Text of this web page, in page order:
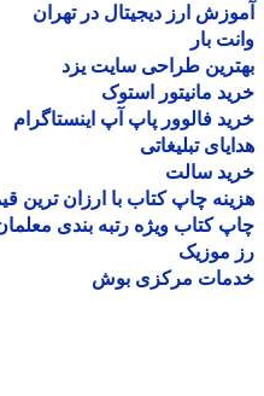
ارز دیجیتال در تهران
بار
طراحی سایت یزد
مانیتور استوک
فالوور پاپ آپ اینستاگرام
تبلیغاتی
سالت
چاپ کتاب با ارزان ترین قیمت
کتاب ویژه رتبه بندی معلمان
موزیک
مرکزی بوش